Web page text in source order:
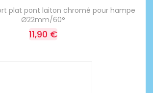
plat pont laiton chromé pour hampe
Ø22mm/60°
11,90 €